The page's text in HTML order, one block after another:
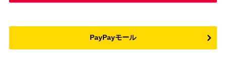
PayPayモール